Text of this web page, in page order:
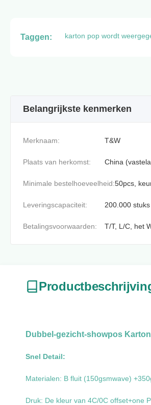
Taggen: karton pop wordt
Belangrijkste kenmerken
Merknaam: T&W
Plaats van herkomst: China
Minimale bestelhoeveelheid:50pcs,
Leveringscapaciteit: 200.000
Betalingsvoorwaarden: T/T, L/C, het
Dubbel-gezicht-showpos
Snel Detail:
Materialen: B fluit (150gsmwave)
Druk: De kleur van 4C/0C offset+one